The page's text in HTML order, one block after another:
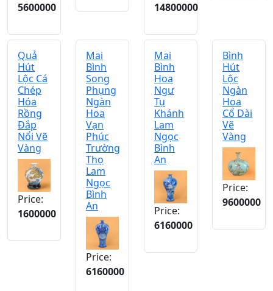
5600000
14800000
Quả
Hút
Lộc Cá
Chép
Hóa
Rồng
Đắp
Nổi Vẽ
Vàng
Price:
1600000
Mai
Bình
Song
Phụng
Ngàn
Hoa
Vạn
Phúc
Trường
Thọ
Lam
Ngọc
Bình
An
Price:
6160000
Mai
Bình
Hoa
Ngư
Tụ
Khánh
Lam
Ngọc
Bình
An
Price:
6160000
Bình
Hút
Lộc
Ngàn
Hoa
Cổ Dài
Vẽ
Vàng
Price:
9600000